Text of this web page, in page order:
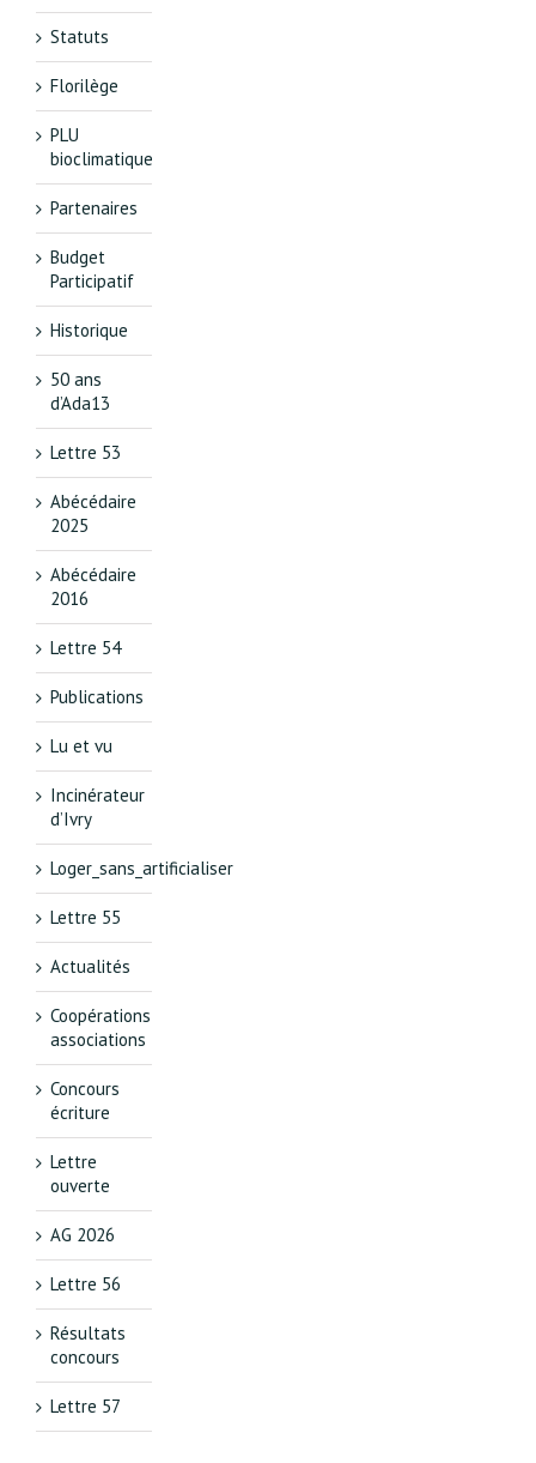
Statuts
Florilège
PLU
bioclimatique
Partenaires
Budget
Participatif
Historique
50 ans
d’Ada13
Lettre 53
Abécédaire
2025
Abécédaire
2016
Lettre 54
Publications
Lu et vu
Incinérateur
d’Ivry
Loger_sans_artificialiser
Lettre 55
Actualités
Coopérations
associations
Concours
écriture
Lettre
ouverte
AG 2026
Lettre 56
Résultats
concours
Lettre 57